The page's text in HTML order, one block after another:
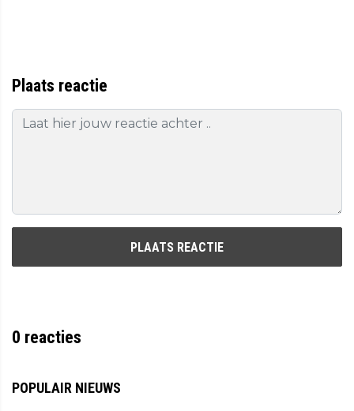
Plaats reactie
PLAATS REACTIE
0 reacties
POPULAIR NIEUWS